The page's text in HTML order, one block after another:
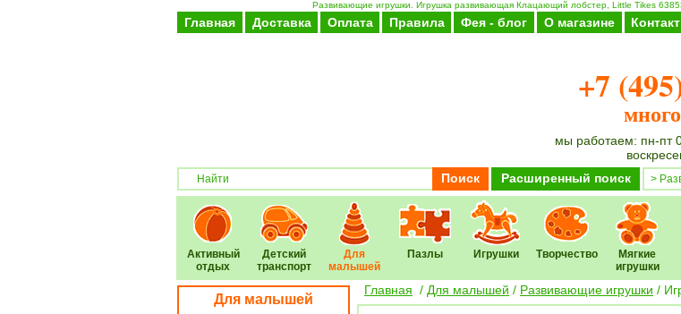
Развивающие игрушки. Игрушка развивающая Клацающий лобстер, Little Tikes
Главная Доставка Оплата Правила Фея - блог О магазине
+7
мы работаем: пн-пт
Поиск Расширенный поиск
Активный
отдых
Детский
транспорт
Для
малышей
Пазлы Игрушки Творчество
Мягкие
игрушки
Для малышей
Главная / Для малышей / Развивающие игрушки /